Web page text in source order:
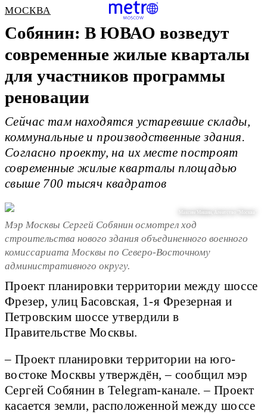
МОСКВА
Собянин: В ЮВАО возведут
современные жилые кварталы
для участников программы
реновации
Сейчас там находятся устаревшие склады,
коммунальные и производственные здания.
Согласно проекту, на их месте построят
современные жилые кварталы площадью
свыше 700 тысяч квадратов
Максим Мишин, Агентство "Москва"
Мэр Москвы Сергей Собянин осмотрел ход
строительства нового здания объединенного военного
комиссариата Москвы по Северо-Восточному
административного округу.
Проект планировки территории между шоссе
Фрезер, улиц Басовская, 1-я Фрезерная и
Петровским шоссе утвердили в
Правительстве Москвы.
– Проект планировки территории на юго-
востоке Москвы утверждён, – сообщил мэр
Сергей Собянин в Telegram-канале. – Проект
касается земли, расположенной между шоссе